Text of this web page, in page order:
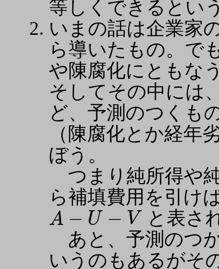
等しくできるとい
いまの話は企業家
ら導いたもの。で
や陳腐化にともな
そしてその中には
ど、予測のつくも
（陳腐化とか経年
ぼう。
つまり純所得や
ら補填費用を引け
A − U − V
A−U−V
と表さ
あと、予測のつ
いうのもあるがそ